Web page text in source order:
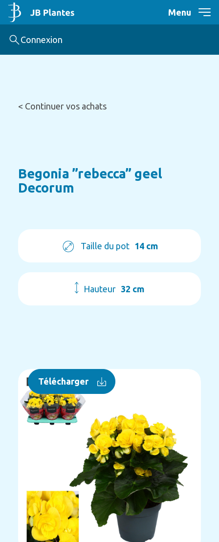
Menu
Connexion
< Continuer vos achats
Begonia ”rebecca” geel
Decorum
Taille du pot 14 cm
Hauteur 32 cm
Télécharger